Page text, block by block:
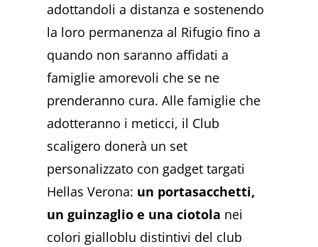
adottandoli a distanza e sostenendo
la loro permanenza al Rifugio fino a
quando non saranno affidati a
famiglie amorevoli che se ne
prenderanno cura. Alle famiglie che
adotteranno i meticci, il Club
scaligero donerà un set
personalizzato con gadget targati
Hellas Verona: un portasacchetti,
un guinzaglio e una ciotola nei
colori gialloblu distintivi del club